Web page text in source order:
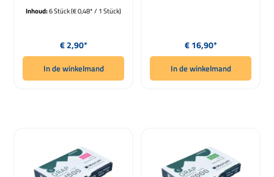
Inhoud:6 Stück(€ 0,48* / 1 Stück)
Normale prijs:
€ 2,90*
In de winkelmand
Normale prijs:
€ 16,90*
In de winkelmand